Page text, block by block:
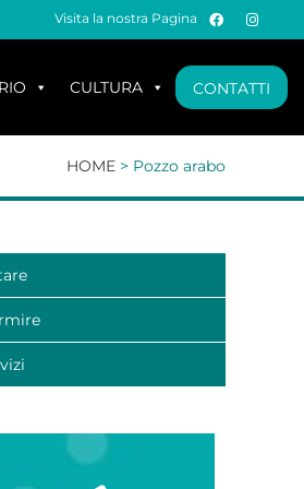
Visita la nostra Pagina
CULTURA CONTATTI
HOME > Pozzo arabo